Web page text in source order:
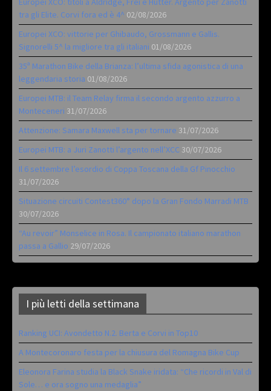
tra gli Elite. Corvi fora ed è 4^ 02/08/2026
Europei XCO: vittorie per Ghibaudo, Grossmann e Gallis.
Signorelli 5^ la migliore tra gli italiani 01/08/2026
35ª Marathon Bike della Brianza: l’ultima sfida agonistica di una
leggendaria storia 01/08/2026
Europei MTB: il Team Relay firma il secondo argento azzurro a
Monteceneri 31/07/2026
Attenzione: Samara Maxwell sta per tornare 31/07/2026
Europei MTB: a Juri Zanotti l’argento nell’XCC 30/07/2026
Il 6 settembre l’esordio di Coppa Toscana della Gf Pinocchio
31/07/2026
Situazione circuiti Contest360° dopo la Gran Fondo Marradi MTB
30/07/2026
“Au revoir” Monselice in Rosa. Il campionato italiano marathon
passa a Gallio 29/07/2026
I più letti della settimana
Ranking UCI: Avondetto N.2. Berta e Corvi in Top10
A Montecoronaro festa per la chiusura del Romagna Bike Cup
Eleonora Farina studia la Black Snake iridata: “Che ricordi in Val di
Sole… e ora sogno una medaglia”